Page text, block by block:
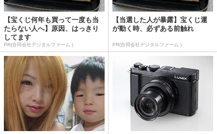
【宝くじ何年も買って一度も当
たらない人へ】原因、はっきり
してます
PR(合同会社デジタルファーム )
【当選した人が暴露】宝くじ運
が動く時、必ずある前触れ
PR(合同会社デジタルファーム )